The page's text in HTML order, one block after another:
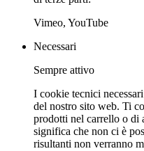
Vimeo, YouTube
Necessari
Sempre attivo
I cookie tecnici
del nostro sito web. Ti
prodotti nel carrello o di
significa che non ci è
risultanti non verranno